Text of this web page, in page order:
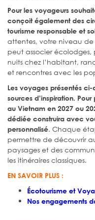
Pour les voyageurs
conçoit également des
tourisme responsable et
attentes, votre niveau
peut associer écolodges,
nuits chez l’habitant,
et rencontres avec les
Les voyages présentés
sources d’inspiration.
au Vietnam en 2027 ou
dédiée construira avec
personnalisé. Chaque
permettre de découvrir
paysages et des
les itinéraires classiques.
EN SAVOIR PLUS :
Écotourisme et
Nos engagements